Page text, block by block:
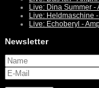
Live: Dina Summer
Live: Heldmaschine
Live: Echoberyl -
Newsletter